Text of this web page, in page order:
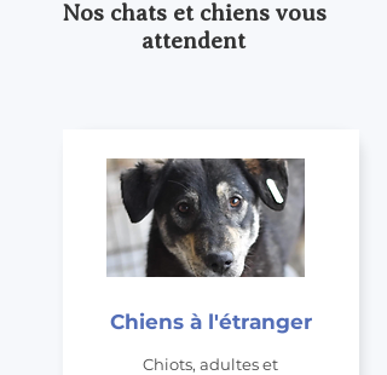
Nos chats et chiens vous
attendent
Chiens à l'étranger
Chiots, adultes et